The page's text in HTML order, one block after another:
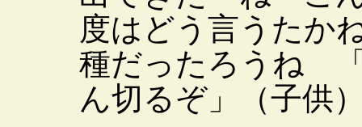
度はどう言うたか
種だったろうね
ん切るぞ」（子供